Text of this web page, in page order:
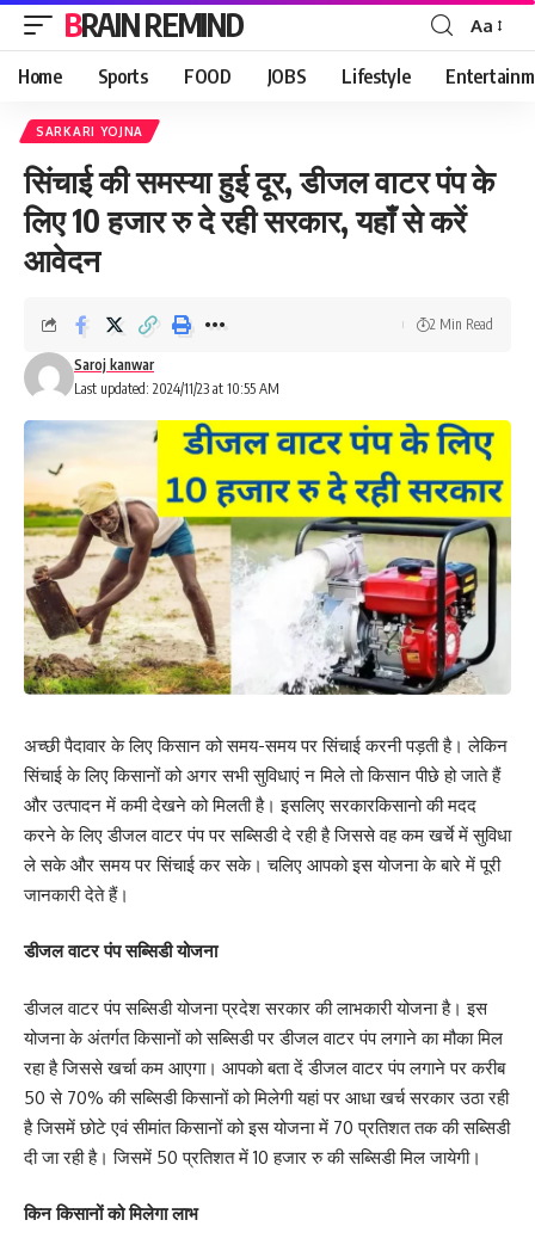
BRAIN REMIND
Font
Resizer
Aa
Home Sports FOOD JOBS Lifestyle
SARKARI YOJNA
सिंचाई की समस्या हुई दूर, डीजल वाटर पंप के
लिए 10 हजार रु दे रही सरकार, यहाँ से करें
आवेदन
Last updated: 2024/11/23 at 10:55 AM
Saroj kanwar
2 Min Read
अच्छी पैदावार के लिए किसान को समय-समय पर सिंचाई करनी पड़ती है। लेकिन
सिंचाई के लिए किसानों को अगर सभी सुविधाएं न मिले तो किसान पीछे हो जाते हैं
और उत्पादन में कमी देखने को मिलती है। इसलिए सरकारकिसानो की मदद
करने के लिए डीजल वाटर पंप पर सब्सिडी दे रही है जिससे वह कम खर्चे में सुविधा
ले सके और समय पर सिंचाई कर सके। चलिए आपको इस योजना के बारे में पूरी
जानकारी देते हैं।
डीजल वाटर पंप सब्सिडी योजना
डीजल वाटर पंप सब्सिडी योजना प्रदेश सरकार की लाभकारी योजना है। इस
योजना के अंतर्गत किसानों को सब्सिडी पर डीजल वाटर पंप लगाने का मौका मिल
रहा है जिससे खर्चा कम आएगा। आपको बता दें डीजल वाटर पंप लगाने पर करीब
50 से 70% की सब्सिडी किसानों को मिलेगी यहां पर आधा खर्च सरकार उठा रही
है जिसमें छोटे एवं सीमांत किसानों को इस योजना में 70 प्रतिशत तक की सब्सिडी
दी जा रही है। जिसमें 50 प्रतिशत में 10 हजार रु की सब्सिडी मिल जायेगी।
किन किसानों को मिलेगा लाभ